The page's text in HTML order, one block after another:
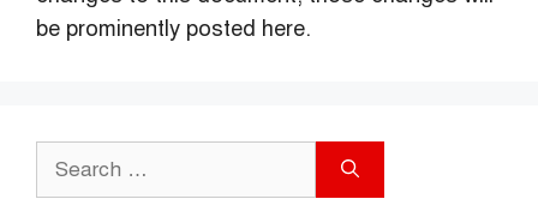
be prominently posted here.
for: